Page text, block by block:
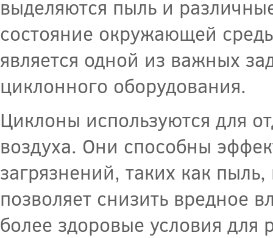
выделяются пыль и
состояние окружающей
является одной из важных
циклонного оборудования.
Циклоны используются для
воздуха. Они способны
загрязнений, таких как
позволяет снизить вредное
более здоровые условия для